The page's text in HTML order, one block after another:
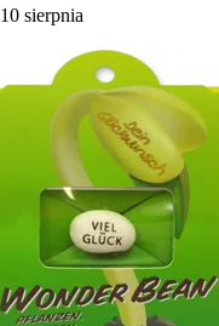
sierpnia